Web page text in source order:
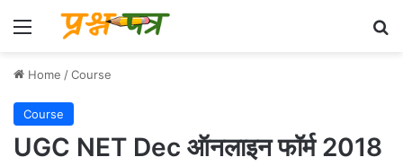
Menu
Home /Course
Course
UGC NET Dec ऑनलाइन फॉर्म 2018